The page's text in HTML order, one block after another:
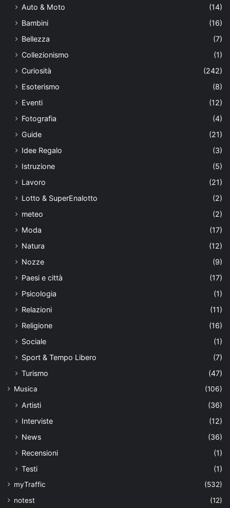
Auto & Moto
(14)
Bambini
(16)
Bellezza
(7)
Collezionismo
(1)
Curiosità
(242)
Esoterismo
(8)
Eventi
(12)
Fotografia
(4)
Guide
(21)
Idee Regalo
(3)
Istruzione
(5)
Lavoro
(21)
Lotto & SuperEnalotto
(2)
meteo
(2)
Moda
(17)
Natura
(12)
Nozze
(9)
Paesi e città
(17)
Psicologia
(1)
Relazioni
(11)
Religione
(16)
Sociale
(1)
Sport & Tempo Libero
(7)
Turismo
(47)
Musica (106)
Artisti
(36)
Interviste
(12)
News
(36)
Recensioni
(1)
Testi
(1)
myTraffic
(532)
notest
(12)